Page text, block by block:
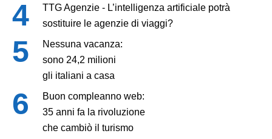
TTG Agenzie - L’intelligenza artificiale potrà
sostituire le agenzie di viaggi?
Nessuna vacanza:
sono 24,2 milioni
gli italiani a casa
Buon compleanno web:
35 anni fa la rivoluzione
che cambiò il turismo